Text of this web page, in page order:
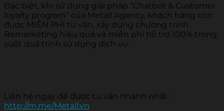
Đặc biệt, khi sử dụng giải pháp “Chatbot & Customer
loyalty program” của Metall Agency, khách hàng còn
được MIỄN PHÍ tư vấn, xây dựng chương trình
Remarketing hiệu quả và miễn phí hỗ trợ 100% trong
suốt quá trình sử dụng dịch vụ.
Liên hệ ngay để được tư vấn nhanh nhất:
http://m.me/Metall.vn